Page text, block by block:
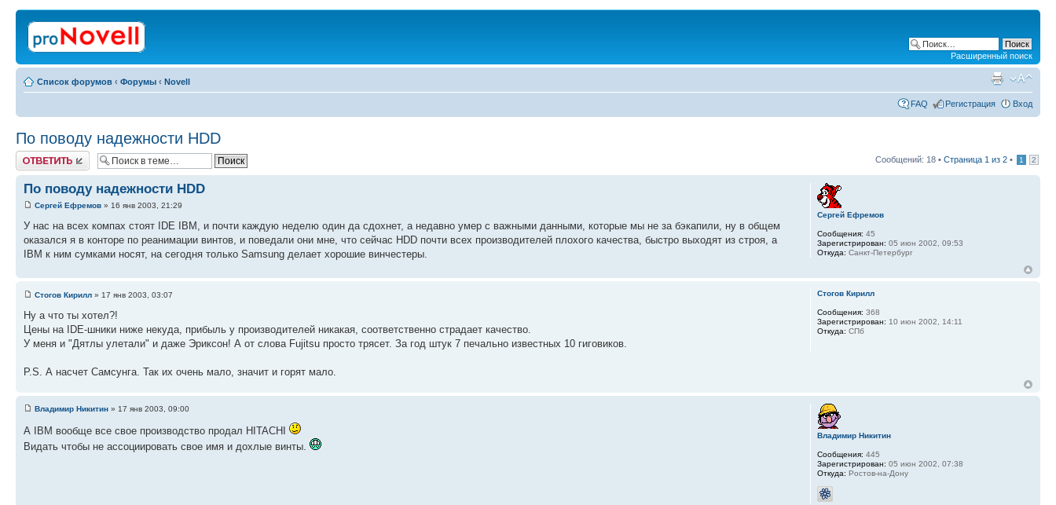
Расширенный поиск
Список форумов ‹ Форумы ‹ Novell
FAQ Регистрация Вход
По поводу надежности HDD
Ответить Сообщений: 18 • Страница 1 из 2 • 1 2
По поводу надежности HDD
Сергей Ефремов » 16 янв 2003, 21:29
У нас на всех компах стоят IDE IBM, и почти каждую неделю один да сдохнет, а недавно умер с важными данными, которые мы не за бэкапили, ну в общем
оказался я в конторе по реанимации винтов, и поведали они мне, что сейчас HDD почти всех производителей плохого качества, быстро выходят из строя, а
IBM к ним сумками носят, на сегодня только Samsung делает хорошие винчестеры.
Сергей Ефремов
Сообщения: 45
Зарегистрирован: 05 июн 2002, 09:53
Откуда: Санкт-Петербург
Стогов Кирилл » 17 янв 2003, 03:07
Ну а что ты хотел?!
Цены на IDE-шники ниже некуда, прибыль у производителей никакая, соответственно страдает качество.
У меня и "Дятлы улетали" и даже Эриксон! А от слова Fujitsu просто трясет. За год штук 7 печально известных 10 гиговиков.
P.S. А насчет Самсунга. Так их очень мало, значит и горят мало.
Стогов Кирилл
Сообщения: 368
Зарегистрирован: 10 июн 2002, 14:11
Откуда: СПб
Владимир Никитин » 17 янв 2003, 09:00
А IBM вообще все свое производство продал HITACHI
Видать чтобы не ассоциировать свое имя и дохлые винты.
Владимир Никитин
Сообщения: 445
Зарегистрирован: 05 июн 2002, 07:38
Откуда: Ростов-на-Дону